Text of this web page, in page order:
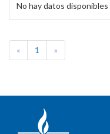
No hay datos disponibles
« 1 »